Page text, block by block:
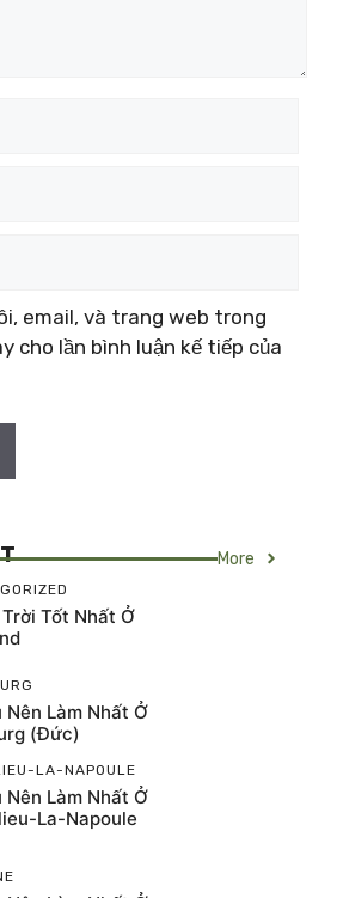
email, và trang web trong
cho lần bình luận kế tiếp của
More
Trời Tốt Nhất Ở
Nên Làm Nhất Ở
(Đức)
LA-NAPOULE
Nên Làm Nhất Ở
La-Napoule